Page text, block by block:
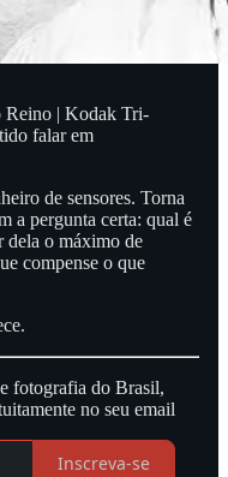
Reino | Kodak Tri-
falar em
de sensores. Torna
a pergunta certa: qual é
dela o máximo de
compense o que
fotografia do Brasil,
no seu email
Inscreva-se